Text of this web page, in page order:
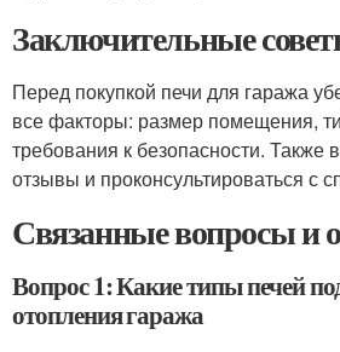
Заключительные
Перед покупкой печи для гаража
все факторы: размер помещения,
требования к безопасности. Также
отзывы и проконсультироваться с
Связанные вопросы и
Вопрос 1: Какие типы печей
отопления гаража